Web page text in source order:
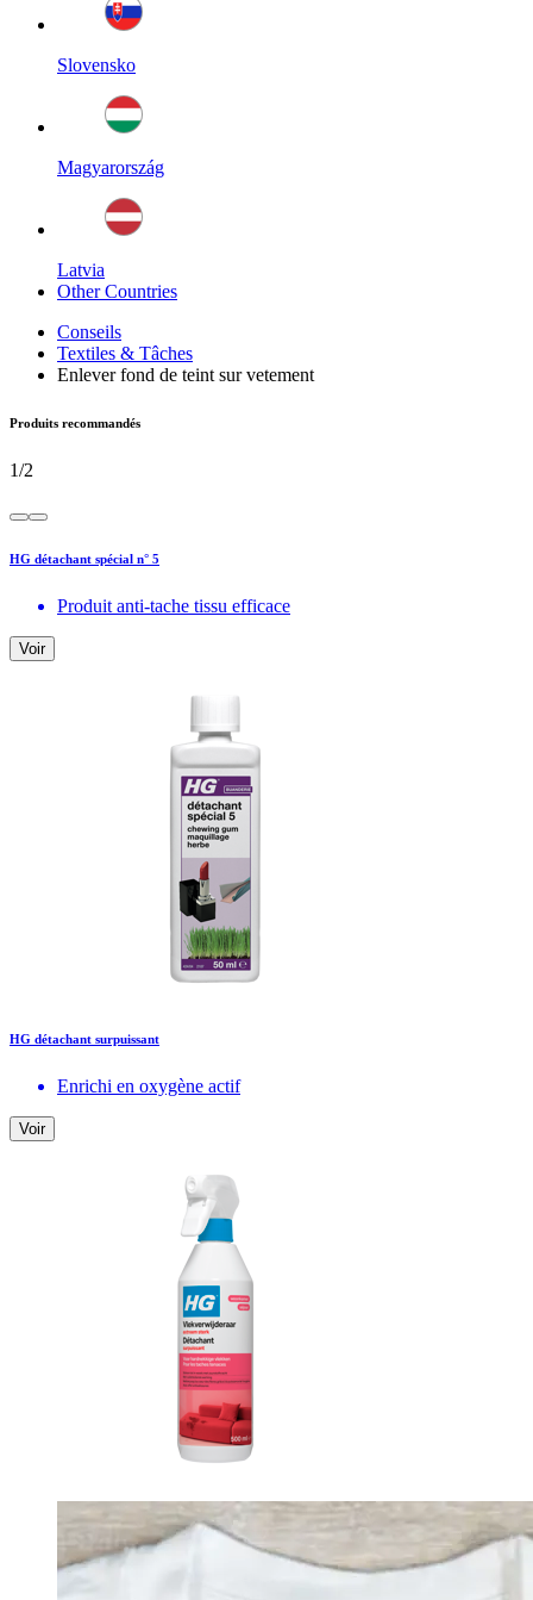
Slovensko
Magyarország
Latvia
Other Countries
Conseils
Textiles & Tâches
Enlever fond de teint sur vetement
Produits recommandés
1/2
HG détachant spécial n° 5
Produit anti-tache tissu efficace
Voir
HG détachant surpuissant
Enrichi en oxygène actif
Voir